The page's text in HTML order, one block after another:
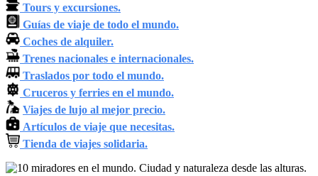
Tours y excursiones.
Guías de viaje de todo el mundo.
Coches de alquiler.
Trenes nacionales e internacionales.
Traslados por todo el mundo.
Cruceros y ferries en el mundo.
Viajes de lujo al mejor precio.
Artículos de viaje que necesitas.
Tienda de viajes solidaria.